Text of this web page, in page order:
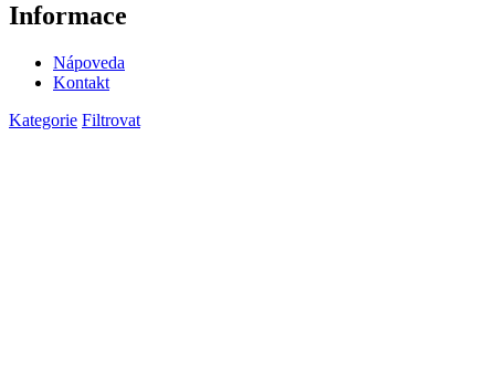
Informace
Nápoveda
Kontakt
Kategorie Filtrovat